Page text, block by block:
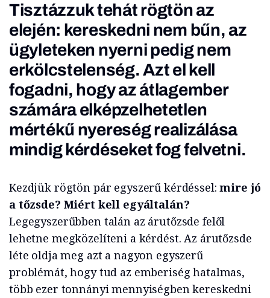
Tisztázzuk tehát rögtön az
elején: kereskedni nem bűn, az
ügyleteken nyerni pedig nem
erkölcstelenség. Azt el kell
fogadni, hogy az átlagember
számára elképzelhetetlen
mértékű nyereség realizálása
mindig kérdéseket fog felvetni.
Kezdjük rögtön pár egyszerű kérdéssel:mire jó
a tőzsde? Miért kell egyáltalán?
Legegyszerűbben talán az árutőzsde felől
lehetne megközelíteni a kérdést. Az árutőzsde
léte oldja meg azt a nagyon egyszerű
problémát, hogy tud az emberiség hatalmas,
több ezer tonnányi mennyiségben kereskedni